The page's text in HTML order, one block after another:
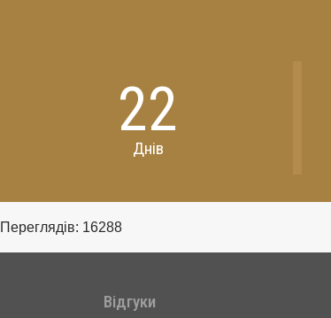
22
Днів
Переглядів: 16288
Відгуки